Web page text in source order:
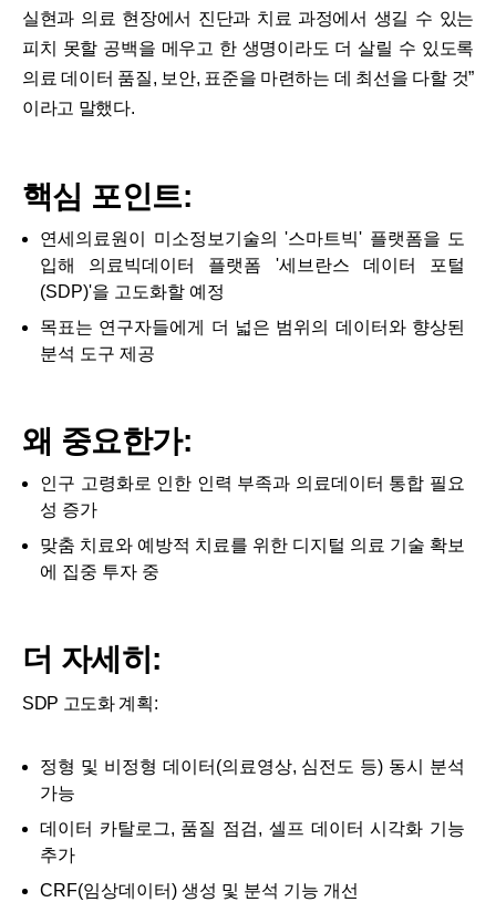
실현과 의료 현장에서 진단과 치료 과정에서 생길 수 있는
피치 못할 공백을 메우고 한 생명이라도 더 살릴 수 있도록
의료 데이터 품질, 보안, 표준을 마련하는 데 최선을 다할 것”
이라고 말했다.
핵심 포인트:
연세의료원이 미소정보기술의 '스마트빅' 플랫폼을 도
입해 의료빅데이터 플랫폼 '세브란스 데이터 포털
(SDP)'을 고도화할 예정
목표는 연구자들에게 더 넓은 범위의 데이터와 향상된
분석 도구 제공
왜 중요한가:
인구 고령화로 인한 인력 부족과 의료데이터 통합 필요
성 증가
맞춤 치료와 예방적 치료를 위한 디지털 의료 기술 확보
에 집중 투자 중
더 자세히:
SDP 고도화 계획:
정형 및 비정형 데이터(의료영상, 심전도 등) 동시 분석
가능
데이터 카탈로그, 품질 점검, 셀프 데이터 시각화 기능
추가
CRF(임상데이터) 생성 및 분석 기능 개선